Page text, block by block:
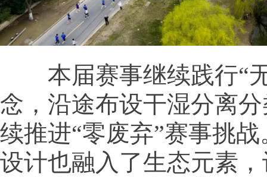
本届赛事继续践行“
念，沿途布设干湿分离
续推进“零废弃”赛事挑
设计也融入了生态元素